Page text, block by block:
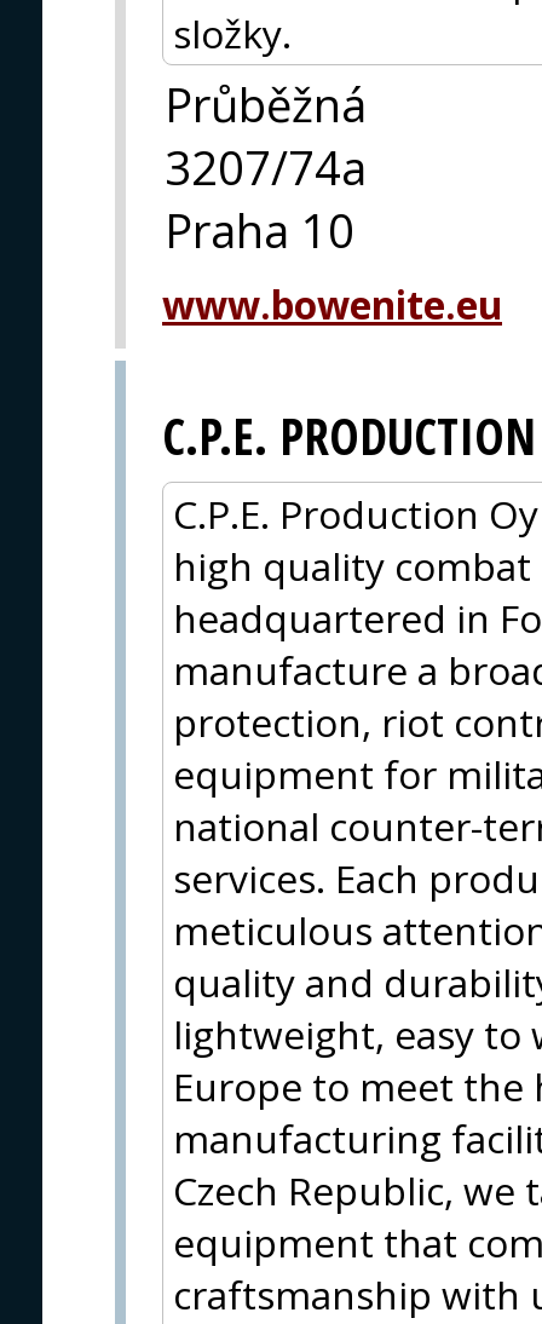
složky.
Průběžná
3207/74a
Praha 10
www.bowenite.eu
C.P.E. PRODUCTION
C.P.E. Production
high quality
headquartered in
manufacture a
protection, riot
equipment for
national counter-
services. Each
meticulous
quality and
lightweight, easy to
Europe to meet the
manufacturing
Czech Republic,
equipment that
craftsmanship with